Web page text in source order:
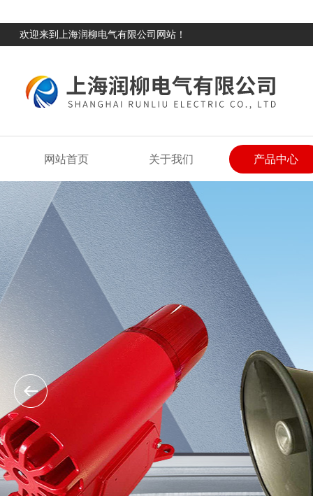
欢迎来到上海润柳电气有限公司网站！
网站首页 关于我们 产品中心